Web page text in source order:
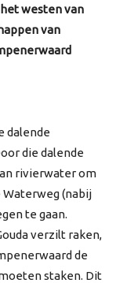
westen van
van
dalende
die dalende
rivierwater om
(nabij
te gaan.
verzilt raken,
de
staken. Dit